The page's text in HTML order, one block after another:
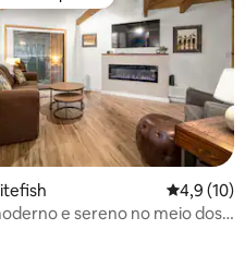
de 5, 3 avaliações4,9 de
4,9 (10)
e sereno no meio dos